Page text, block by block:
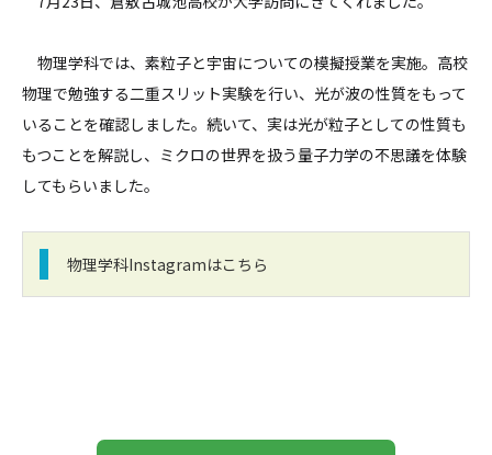
物理学科では、素粒子と宇宙についての模擬授業を実施。高校
物理で勉強する二重スリット実験を行い、光が波の性質をもって
いることを確認しました。続いて、実は光が粒子としての性質も
もつことを解説し、ミクロの世界を扱う量子力学の不思議を体験
してもらいました。
物理学科Instagramはこちら